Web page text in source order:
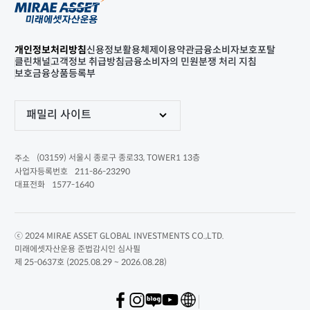
개인정보처리방침신용정보활용체제 이용약관금융소비자보호포탈
클린채널고객정보 취급방침금융소비자의 민원분쟁 처리 지침
보호금융상품등록부
패밀리 사이트
주소
(03159) 서울시 종로구 종로33, TOWER1 13층
사업자등록번호
211-86-23290
대표전화
1577-1640
ⓒ 2024 MIRAE ASSET GLOBAL INVESTMENTS CO.,LTD.
미래에셋자산운용 준법감시인 심사필
제 25-0637호 (2025.08.29 ~ 2026.08.28)